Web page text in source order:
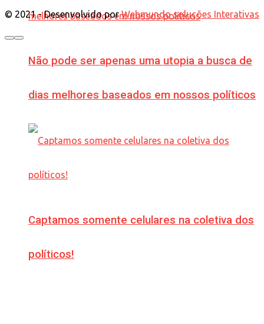
Não pode ser apenas uma utopia a busca de
dias melhores baseados em nossos políticos
Captamos somente celulares na coletiva dos
políticos!
© 2021 - Desenvolvido porWebmundo soluções Interativas